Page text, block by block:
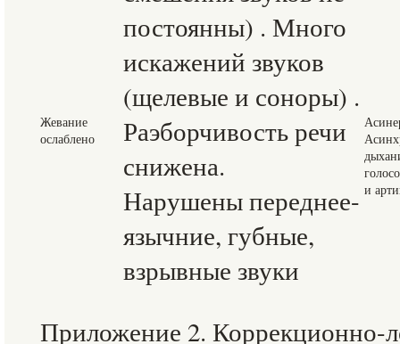
постоянны) . Много
искажений звуков
(щелевые и соноры) .
Жевание
ослаблено
Раэборчивость речи
снижена.
Нарушены переднее-
язычние, губные,
взрывные звуки
и
Приложение 2. Коррекционно-